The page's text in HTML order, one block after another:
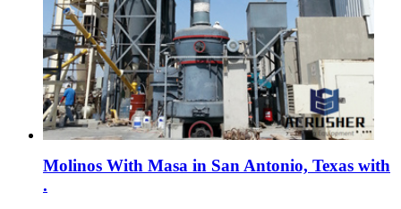
Molinos With Masa in San Antonio, Texas with
.